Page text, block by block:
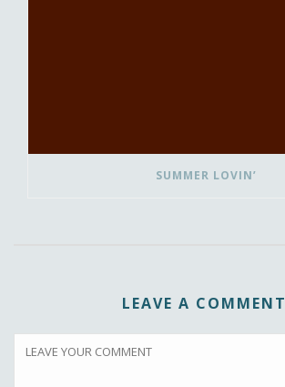
SUMMER LOVIN’
LEAVE A COMMENT